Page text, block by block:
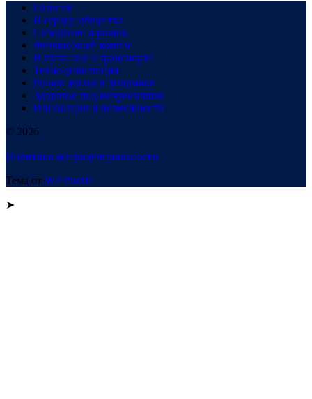
Главная
В сердце общества
Созидание и рынок
Финансовый компас
В пути: все о транспорте
Техно-революция
Рынок жилья в динамике
Здоровье под микроскопом
Инновации и возможности
© 2026
Политика конфиденциальности
Тема от WP Puzzle
➤